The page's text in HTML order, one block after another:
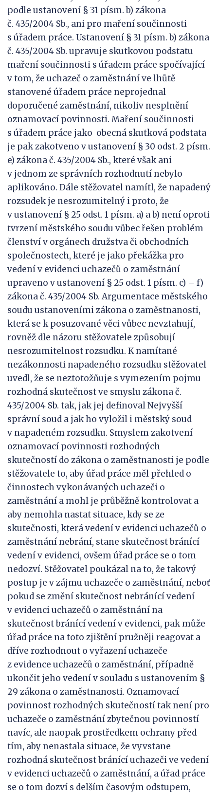
podle ustanovení § 31 písm. b) zákona
č. 435/2004 Sb., ani pro maření součinnosti
s úřadem práce. Ustanovení § 31 písm. b) zákona
č. 435/2004 Sb. upravuje skutkovou podstatu
maření součinnosti s úřadem práce spočívající
v tom, že uchazeč o zaměstnání ve lhůtě
stanovené úřadem práce neprojednal
doporučené zaměstnání, nikoliv nesplnění
oznamovací povinnosti. Maření součinnosti
s úřadem práce jako obecná skutková podstata
je pak zakotveno v ustanovení § 30 odst. 2 písm.
e) zákona č. 435/2004 Sb., které však ani
v jednom ze správních rozhodnutí nebylo
aplikováno. Dále stěžovatel namítl, že napadený
rozsudek je nesrozumitelný i proto, že
v ustanovení § 25 odst. 1 písm. a) a b) není oproti
tvrzení městského soudu vůbec řešen problém
členství v orgánech družstva či obchodních
společnostech, které je jako překážka pro
vedení v evidenci uchazečů o zaměstnání
upraveno v ustanovení § 25 odst. 1 písm. c) – f)
zákona č. 435/2004 Sb. Argumentace městského
soudu ustanoveními zákona o zaměstnanosti,
která se k posuzované věci vůbec nevztahují,
rovněž dle názoru stěžovatele způsobují
nesrozumitelnost rozsudku. K namítané
nezákonnosti napadeného rozsudku stěžovatel
uvedl, že se neztotožňuje s vymezením pojmu
rozhodná skutečnost ve smyslu zákona č.
435/2004 Sb. tak, jak jej definoval Nejvyšší
správní soud a jak ho vyložil i městský soud
v napadeném rozsudku. Smyslem zakotvení
oznamovací povinnosti rozhodných
skutečností do zákona o zaměstnanosti je podle
stěžovatele to, aby úřad práce měl přehled o
činnostech vykonávaných uchazeči o
zaměstnání a mohl je průběžně kontrolovat a
aby nemohla nastat situace, kdy se ze
skutečnosti, která vedení v evidenci uchazečů o
zaměstnání nebrání, stane skutečnost bránící
vedení v evidenci, ovšem úřad práce se o tom
nedozví. Stěžovatel poukázal na to, že takový
postup je v zájmu uchazeče o zaměstnání, neboť
pokud se změní skutečnost nebránící vedení
v evidenci uchazečů o zaměstnání na
skutečnost bránící vedení v evidenci, pak může
úřad práce na toto zjištění pružněji reagovat a
dříve rozhodnout o vyřazení uchazeče
z evidence uchazečů o zaměstnání, případně
ukončit jeho vedení v souladu s ustanovením §
29 zákona o zaměstnanosti. Oznamovací
povinnost rozhodných skutečností tak není pro
uchazeče o zaměstnání zbytečnou povinností
navíc, ale naopak prostředkem ochrany před
tím, aby nenastala situace, že vyvstane
rozhodná skutečnost bránící uchazeči ve vedení
v evidenci uchazečů o zaměstnání, a úřad práce
se o tom dozví s delším časovým odstupem,